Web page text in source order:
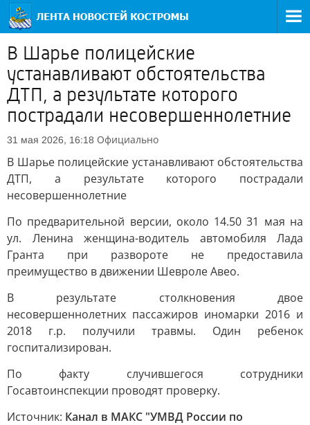
В Шарье полицейские
устанавливают обстоятельства
ДТП, а результате которого
пострадали несовершеннолетние
31 мая 2026, 16:18 Официально
В Шарье полицейские устанавливают обстоятельства
ДТП, а результате которого пострадали
несовершеннолетние
По предварительной версии, около 14.50 31 мая на
ул. Ленина женщина-водитель автомобиля Лада
Гранта при развороте не предоставила
преимущество в движении Шевроле Авео.
В результате столкновения двое
несовершеннолетних пассажиров иномарки 2016 и
2018 г.р. получили травмы. Один ребенок
госпитализирован.
По факту случившегося сотрудники
Госавтоинспекции проводят проверку.
Источник: Канал в МАКС "УМВД России по